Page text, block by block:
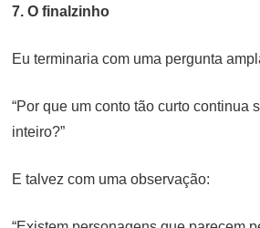
7. O finalzinho
Eu terminaria com uma pergunta
“Por que um conto tão curto continua
inteiro?”
E talvez com uma observação: